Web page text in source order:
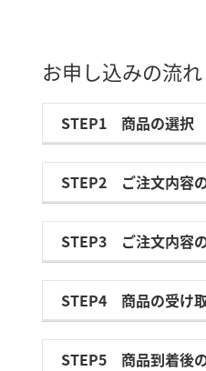
お申し込みの流れ
STEP1 商品の選択
STEP2 ご注文内容
STEP3 ご注文内容
STEP4 商品の受け
STEP5 商品到着後